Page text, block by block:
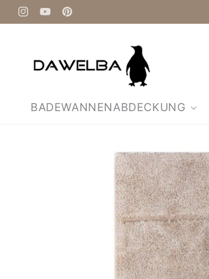
zum
Inhalt
InstagramYouTubePinterest
BADEWANNENABDECKUNG
Produktinformationen